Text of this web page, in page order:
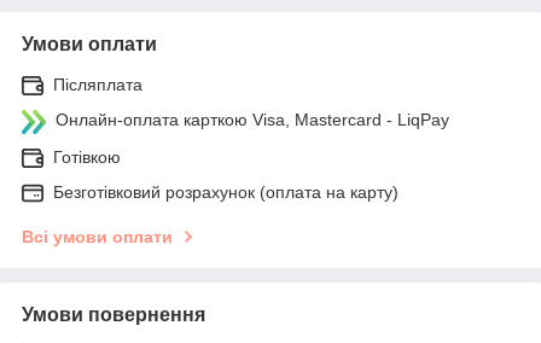
Умови оплати
Післяплата
Онлайн-оплата карткою Visa, Mastercard - LiqPay
Готівкою
Безготівковий розрахунок (оплата на карту)
Всі умови оплати
Умови повернення